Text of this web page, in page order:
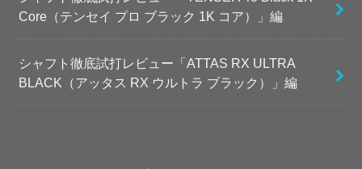
Core（テンセイ プロ ブラック 1K コア）」編
シャフト徹底試打レビュー「ATTAS RX ULTRA
BLACK（アッタス RX ウルトラ ブラック）」編